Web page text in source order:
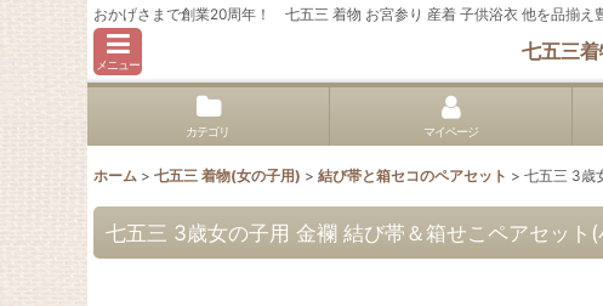
おかげさまで創業20周年！ 七五三 着物 お宮参り 産着 子供浴衣 他を品揃え
メニュー
七五三
カテゴリ マイページ
ホーム > 七五三 着物(女の子用) > 結び帯と箱セコのペアセット > 七五三 3歳
七五三 3歳女の子用 金襴 結び帯＆箱せこペアセット(